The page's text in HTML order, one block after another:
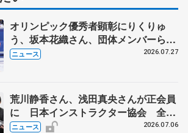
オリンピック優秀者顕彰にりくりゅ
う、坂本花織さん、団体メンバーら
8月7日に文科省が表彰式、ブルーノ・
ニュース 2026.07.27
荒川静香さん、浅田真央さんが正会員
に 日本インストラクター協会 全日
本フィギュアなどでのコーチ資格へ新
ニュース 2026.07.06